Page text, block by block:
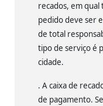
recados, em
pedido deve ser
de total
tipo de serviço é
cidade.
. A caixa de
de pagamento.